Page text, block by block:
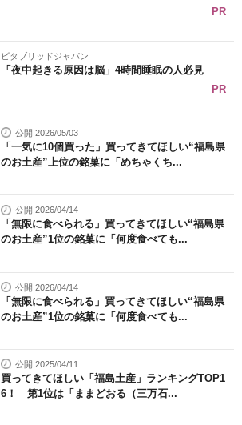
PR
ビタブリッドジャパン
「夜中起きる原因は脳」4時間睡眠の人必見
PR
公開 2026/05/03
「一気に10個買った」買ってきてほしい“福島県
のお土産”上位の銘菓に「めちゃくち...
公開 2026/04/14
「無限に食べられる」買ってきてほしい“福島県
のお土産”1位の銘菓に「何度食べても...
公開 2026/04/14
「無限に食べられる」買ってきてほしい“福島県
のお土産”1位の銘菓に「何度食べても...
公開 2025/04/11
買ってきてほしい「福島土産」ランキングTOP1
6！ 第1位は「ままどおる（三万石...